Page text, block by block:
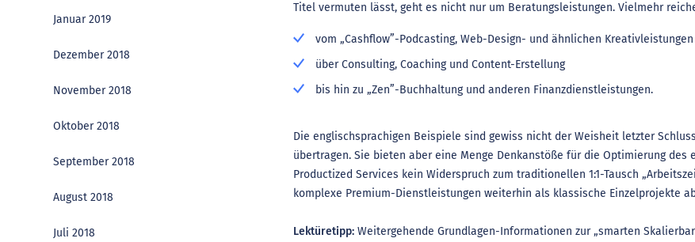
Titel vermuten lässt, geht es nicht nur um Beratungsleistungen. Vielmehr
vom „Cashflow”-Podcasting, Web-Design- und ähnlichen Kreativleistungen
über Consulting, Coaching und Content-Erstellung
bis hin zu „Zen”-Buchhaltung und anderen Finanzdienstleistungen.
Die englischsprachigen Beispiele sind gewiss nicht der Weisheit letzter
übertragen. Sie bieten aber eine Menge Denkanstöße für die Optimierung
Productized Services kein Widerspruch zum traditionellen 1:1-Tausch
komplexe Premium-Dienstleistungen weiterhin als klassische Einzelprojekte
Lektüretipp:Weitergehende Grundlagen-Informationen zur „smarten
Januar 2019
Dezember 2018
November 2018
Oktober 2018
September 2018
August 2018
Juli 2018